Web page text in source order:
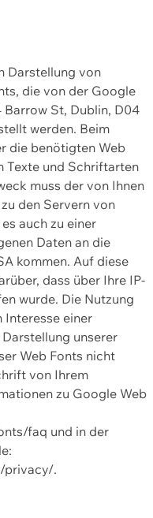
Darstellung von
die von der Google
St, Dublin, D04
werden. Beim
die benötigten Web
Texte und Schriftarten
muss der von Ihnen
den Servern von
auch zu einer
Daten an die
kommen. Auf diese
dass über Ihre IP-
wurde. Die Nutzung
einer
unserer
Web Fonts nicht
von Ihrem
zu Google Web
faq und in der
privacy/.